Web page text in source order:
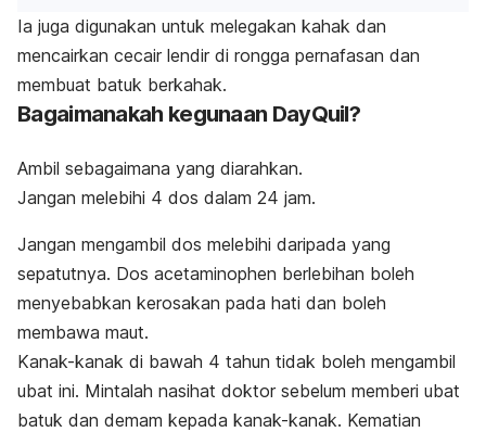
Ia juga digunakan untuk melegakan kahak dan
mencairkan cecair lendir di rongga pernafasan dan
membuat batuk berkahak.
Bagaimanakah kegunaan DayQuil?
Ambil sebagaimana yang diarahkan.
Jangan melebihi 4 dos dalam 24 jam.
Jangan mengambil dos melebihi daripada yang
sepatutnya. Dos acetaminophen berlebihan boleh
menyebabkan kerosakan pada hati dan boleh
membawa maut.
Kanak-kanak di bawah 4 tahun tidak boleh mengambil
ubat ini. Mintalah nasihat doktor sebelum memberi ubat
batuk dan demam kepada kanak-kanak. Kematian